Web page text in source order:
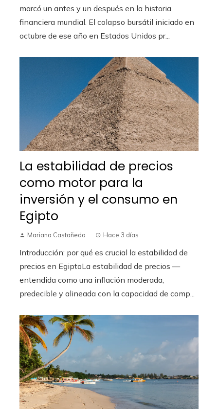
marcó un antes y un después en la historia
financiera mundial. El colapso bursátil iniciado en
octubre de ese año en Estados Unidos pr...
La estabilidad de precios
como motor para la
inversión y el consumo en
Egipto
Mariana Castañeda Hace 3 días
Introducción: por qué es crucial la estabilidad de
precios en EgiptoLa estabilidad de precios —
entendida como una inflación moderada,
predecible y alineada con la capacidad de comp...